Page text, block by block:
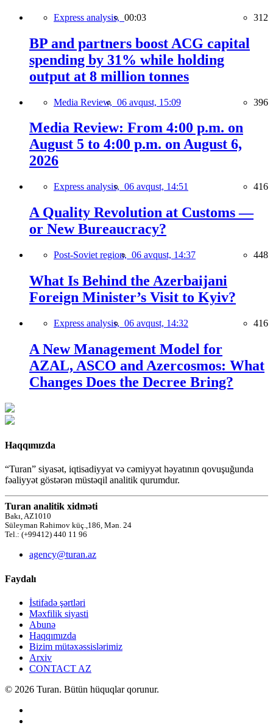
Express analysis, 00:03 312
BP and partners boost ACG capital
spending by 31% while holding
output at 8 million tonnes
Media Review, 06 avqust, 15:09 396
Media Review: From 4:00 p.m. on
August 5 to 4:00 p.m. on August 6,
2026
Express analysis, 06 avqust, 14:51 416
A Quality Revolution at Customs —
or New Bureaucracy?
Post-Soviet region, 06 avqust, 14:37 448
What Is Behind the Azerbaijani
Foreign Minister’s Visit to Kyiv?
Express analysis, 06 avqust, 14:32 416
A New Management Model for
AZAL, ASCO and Azercosmos: What
Changes Does the Decree Bring?
Haqqımızda
“Turan” siyasət, iqtisadiyyat və cəmiyyət həyatının qovuşuğunda
fəaliyyət göstərən müstəqil analitik qurumdur.
Turan analitik xidməti
Bakı, AZ1010
Süleyman Rəhimov küç.,186, Mən. 24
Tel.: (+99412) 440 11 96
agency@turan.az
Faydalı
İstifadə şərtləri
Məxfilik siyasti
Abunə
Haqqımızda
Bizim mütəxəssislərimiz
Arxiv
CONTACT AZ
© 2026 Turan. Bütün hüquqlar qorunur.